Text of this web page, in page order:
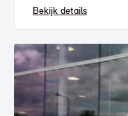
Bekijk details